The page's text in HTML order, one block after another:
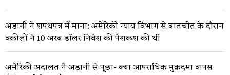
अडानी ने शपथपत्र में माना: अमेरिकी न्याय विभाग से बातचीत के दौरान
वकीलों ने 10 अरब डॉलर निवेश की पेशकश की थी
अमेरिकी अदालत ने अडानी से पूछा- क्या आपराधिक मुक़दमा वापस